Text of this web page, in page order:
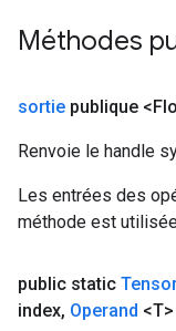
Méthodes
sortie publique
Renvoie le handle
Les entrées des
méthode est
public static
index, Operand